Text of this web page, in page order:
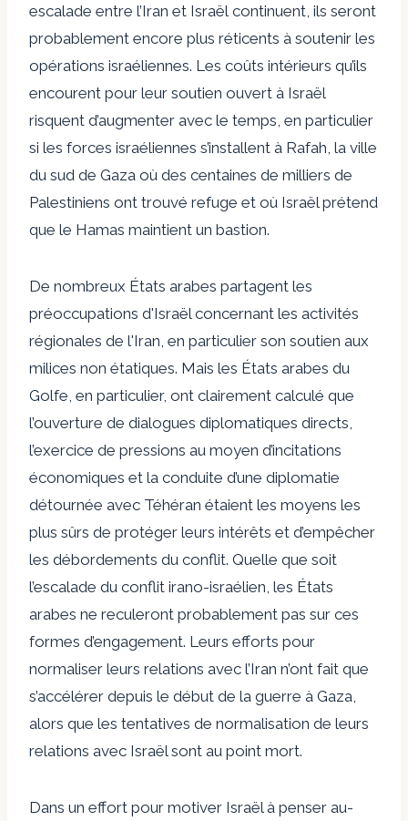
escalade entre l’Iran et Israël continuent, ils seront
probablement encore plus réticents à soutenir les
opérations israéliennes. Les coûts intérieurs qu’ils
encourent pour leur soutien ouvert à Israël
risquent d’augmenter avec le temps, en particulier
si les forces israéliennes s’installent à Rafah, la ville
du sud de Gaza où des centaines de milliers de
Palestiniens ont trouvé refuge et où Israël prétend
que le Hamas maintient un bastion.
De nombreux États arabes partagent les
préoccupations d'Israël concernant les activités
régionales de l'Iran, en particulier son soutien aux
milices non étatiques. Mais les États arabes du
Golfe, en particulier, ont clairement calculé que
l’ouverture de dialogues diplomatiques directs,
l’exercice de pressions au moyen d’incitations
économiques et la conduite d’une diplomatie
détournée avec Téhéran étaient les moyens les
plus sûrs de protéger leurs intérêts et d’empêcher
les débordements du conflit. Quelle que soit
l’escalade du conflit irano-israélien, les États
arabes ne reculeront probablement pas sur ces
formes d’engagement. Leurs efforts pour
normaliser leurs relations avec l’Iran n’ont fait que
s’accélérer depuis le début de la guerre à Gaza,
alors que les tentatives de normalisation de leurs
relations avec Israël sont au point mort.
Dans un effort pour motiver Israël à penser au-